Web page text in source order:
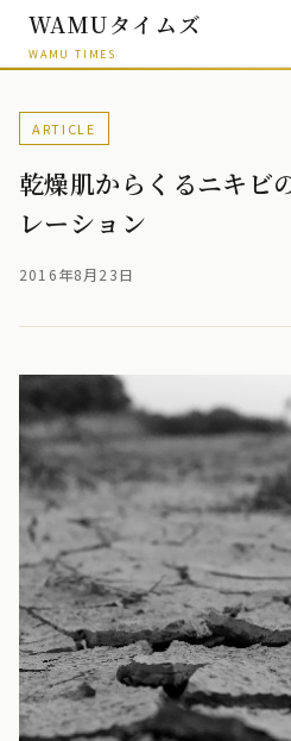
WAMUタイムズ
WAMU TIMES
ARTICLE
乾燥肌からくるニキビ
レーション
2016年8月23日